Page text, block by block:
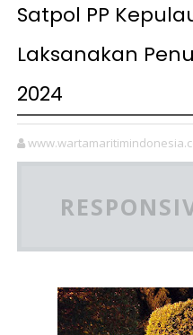
Satpol PP
Laksanakan
2024